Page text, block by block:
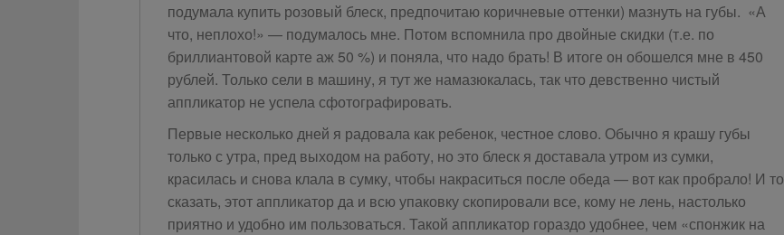
подумала купить розовый блеск, предпочитаю коричневые оттенки) мазнуть на губы. «А
что, неплохо!» — подумалось мне. Потом вспомнила про двойные скидки (т.е. по
бриллиантовой карте аж 50 %) и поняла, что надо брать! В итоге он обошелся мне в 450
рублей. Только сели в машину, я тут же намазюкалась, так что девственно чистый
аппликатор не успела сфотографировать.
Первые несколько дней я радовала как ребенок, честное слово. Обычно я крашу губы
только с утра, пред выходом на работу, но это блеск я доставала утром из сумки,
красилась и снова клала в сумку, чтобы накраситься после обеда — вот как пробрало! И то
сказать, этот аппликатор да и всю упаковку скопировали все, кому не лень, настолько
приятно и удобно им пользоваться. Такой аппликатор гораздо удобнее, чем «спонжик на